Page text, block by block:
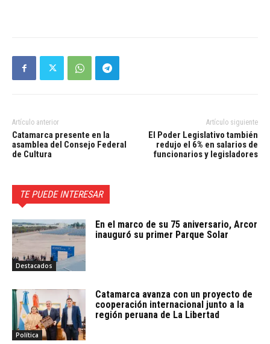
Artículo anterior
Catamarca presente en la
asamblea del Consejo Federal
de Cultura
Artículo siguiente
El Poder Legislativo también
redujo el 6% en salarios de
funcionarios y legisladores
TE PUEDE INTERESAR
Destacados
En el marco de su 75 aniversario, Arcor
inauguró su primer Parque Solar
Política
Catamarca avanza con un proyecto de
cooperación internacional junto a la
región peruana de La Libertad